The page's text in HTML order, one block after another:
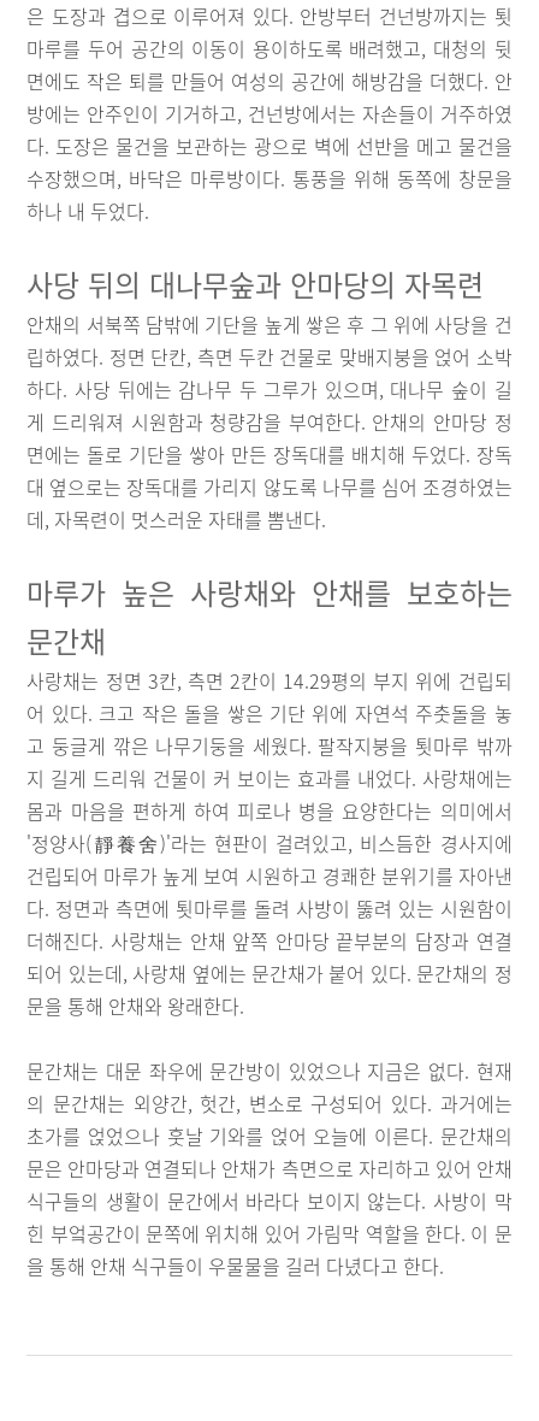
은 도장과 겹으로 이루어져 있다. 안방부터 건넌방까지는 툇
마루를 두어 공간의 이동이 용이하도록 배려했고, 대청의 뒷
면에도 작은 퇴를 만들어 여성의 공간에 해방감을 더했다. 안
방에는 안주인이 기거하고, 건넌방에서는 자손들이 거주하였
다. 도장은 물건을 보관하는 광으로 벽에 선반을 메고 물건을
수장했으며, 바닥은 마루방이다. 통풍을 위해 동쪽에 창문을
하나 내 두었다.
사당 뒤의 대나무숲과 안마당의 자목련
안채의 서북쪽 담밖에 기단을 높게 쌓은 후 그 위에 사당을 건
립하였다. 정면 단칸, 측면 두칸 건물로 맞배지붕을 얹어 소박
하다. 사당 뒤에는 감나무 두 그루가 있으며, 대나무 숲이 길
게 드리워져 시원함과 청량감을 부여한다. 안채의 안마당 정
면에는 돌로 기단을 쌓아 만든 장독대를 배치해 두었다. 장독
대 옆으로는 장독대를 가리지 않도록 나무를 심어 조경하였는
데, 자목련이 멋스러운 자태를 뽐낸다.
마루가 높은 사랑채와 안채를 보호하는
문간채
사랑채는 정면 3칸, 측면 2칸이 14.29평의 부지 위에 건립되
어 있다. 크고 작은 돌을 쌓은 기단 위에 자연석 주춧돌을 놓
고 둥글게 깎은 나무기둥을 세웠다. 팔작지붕을 툇마루 밖까
지 길게 드리워 건물이 커 보이는 효과를 내었다. 사랑채에는
몸과 마음을 편하게 하여 피로나 병을 요양한다는 의미에서
'정양사(靜養舍)'라는 현판이 걸려있고, 비스듬한 경사지에
건립되어 마루가 높게 보여 시원하고 경쾌한 분위기를 자아낸
다. 정면과 측면에 툇마루를 돌려 사방이 뚫려 있는 시원함이
더해진다. 사랑채는 안채 앞쪽 안마당 끝부분의 담장과 연결
되어 있는데, 사랑채 옆에는 문간채가 붙어 있다. 문간채의 정
문을 통해 안채와 왕래한다.
문간채는 대문 좌우에 문간방이 있었으나 지금은 없다. 현재
의 문간채는 외양간, 헛간, 변소로 구성되어 있다. 과거에는
초가를 얹었으나 훗날 기와를 얹어 오늘에 이른다. 문간채의
문은 안마당과 연결되나 안채가 측면으로 자리하고 있어 안채
식구들의 생활이 문간에서 바라다 보이지 않는다. 사방이 막
힌 부엌공간이 문쪽에 위치해 있어 가림막 역할을 한다. 이 문
을 통해 안채 식구들이 우물물을 길러 다녔다고 한다.